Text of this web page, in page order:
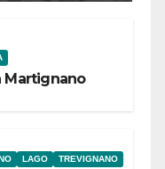
Martignano
LAGO TREVIGNANO